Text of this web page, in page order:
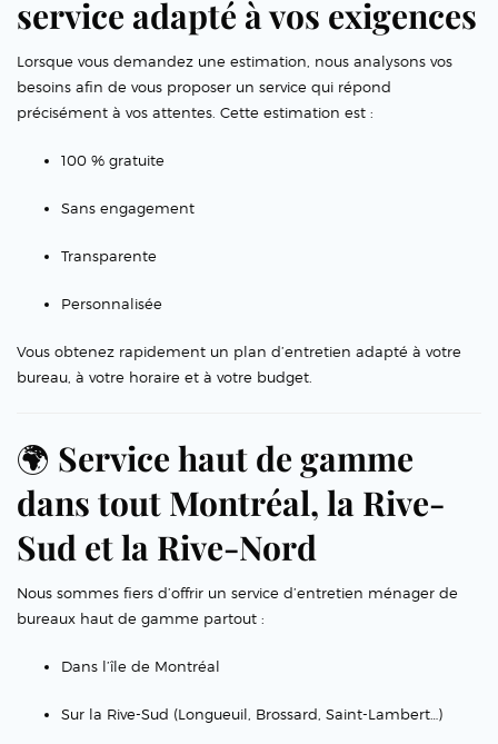
service adapté à vos exigences
Lorsque vous demandez une estimation, nous analysons vos
besoins afin de vous proposer un service qui répond
précisément à vos attentes. Cette estimation est :
100 % gratuite
Sans engagement
Transparente
Personnalisée
Vous obtenez rapidement un plan d’entretien adapté à votre
bureau, à votre horaire et à votre budget.
🌍 Service haut de gamme
dans tout Montréal, la Rive-
Sud et la Rive-Nord
Nous sommes fiers d’offrir un service d’entretien ménager de
bureaux haut de gamme partout :
Dans l’île de Montréal
Sur la Rive-Sud (Longueuil, Brossard, Saint-Lambert…)